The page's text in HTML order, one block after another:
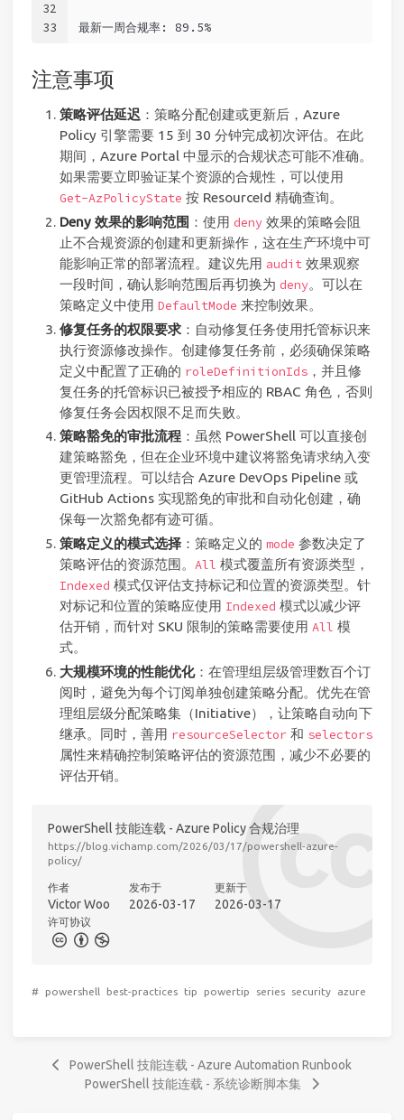
32
33
最新一周合规率: 89.5%
注意事项
策略评估延迟 ：策略分配创建或更新后，Azure
Policy 引擎需要 15 到 30 分钟完成初次评估。在此
期间，Azure Portal 中显示的合规状态可能不准确。
如果需要立即验证某个资源的合规性，可以使用
Get-AzPolicyState 按 ResourceId 精确查询。
Deny 效果的影响范围 ：使用 deny效果的策略会阻
止不合规资源的创建和更新操作，这在生产环境中可
能影响正常的部署流程。建议先用 audit效果观察
一段时间，确认影响范围后再切换为 deny。可以在
策略定义中使用 DefaultMode 来控制效果。
修复任务的权限要求：自动修复任务使用托管标识来
执行资源修改操作。创建修复任务前，必须确保策略
定义中配置了正确的 roleDefinitionIds，并且修
复任务的托管标识已被授予相应的 RBAC 角色，否则
修复任务会因权限不足而失败。
策略豁免的审批流程：虽然 PowerShell 可以直接创
建策略豁免，但在企业环境中建议将豁免请求纳入变
更管理流程。可以结合 Azure DevOps Pipeline 或
GitHub Actions 实现豁免的审批和自动化创建，确
保每一次豁免都有迹可循。
策略定义的模式选择：策略定义的 mode 参数决定了
策略评估的资源范围。 All 模式覆盖所有资源类型，
Indexed 模式仅评估支持标记和位置的资源类型。针
对标记和位置的策略应使用 Indexed 模式以减少评
估开销，而针对 SKU 限制的策略需要使用 All 模
式。
大规模环境的性能优化：在管理组层级管理数百个订
阅时，避免为每个订阅单独创建策略分配。优先在管
理组层级分配策略集（Initiative），让策略自动向下
继承。同时，善用 resourceSelector和 selectors
属性来精确控制策略评估的资源范围，减少不必要的
评估开销。
PowerShell 技能连载 - Azure Policy 合规治理
https://blog.vichamp.com/2026/03/17/powershell-azure-
policy/
作者
Victor Woo
发布于
2026-03-17
更新于
2026-03-17
许可协议
# powershell best-practices tip powertip series security azure
PowerShell 技能连载 - Azure Automation Runbook
PowerShell 技能连载 - 系统诊断脚本集